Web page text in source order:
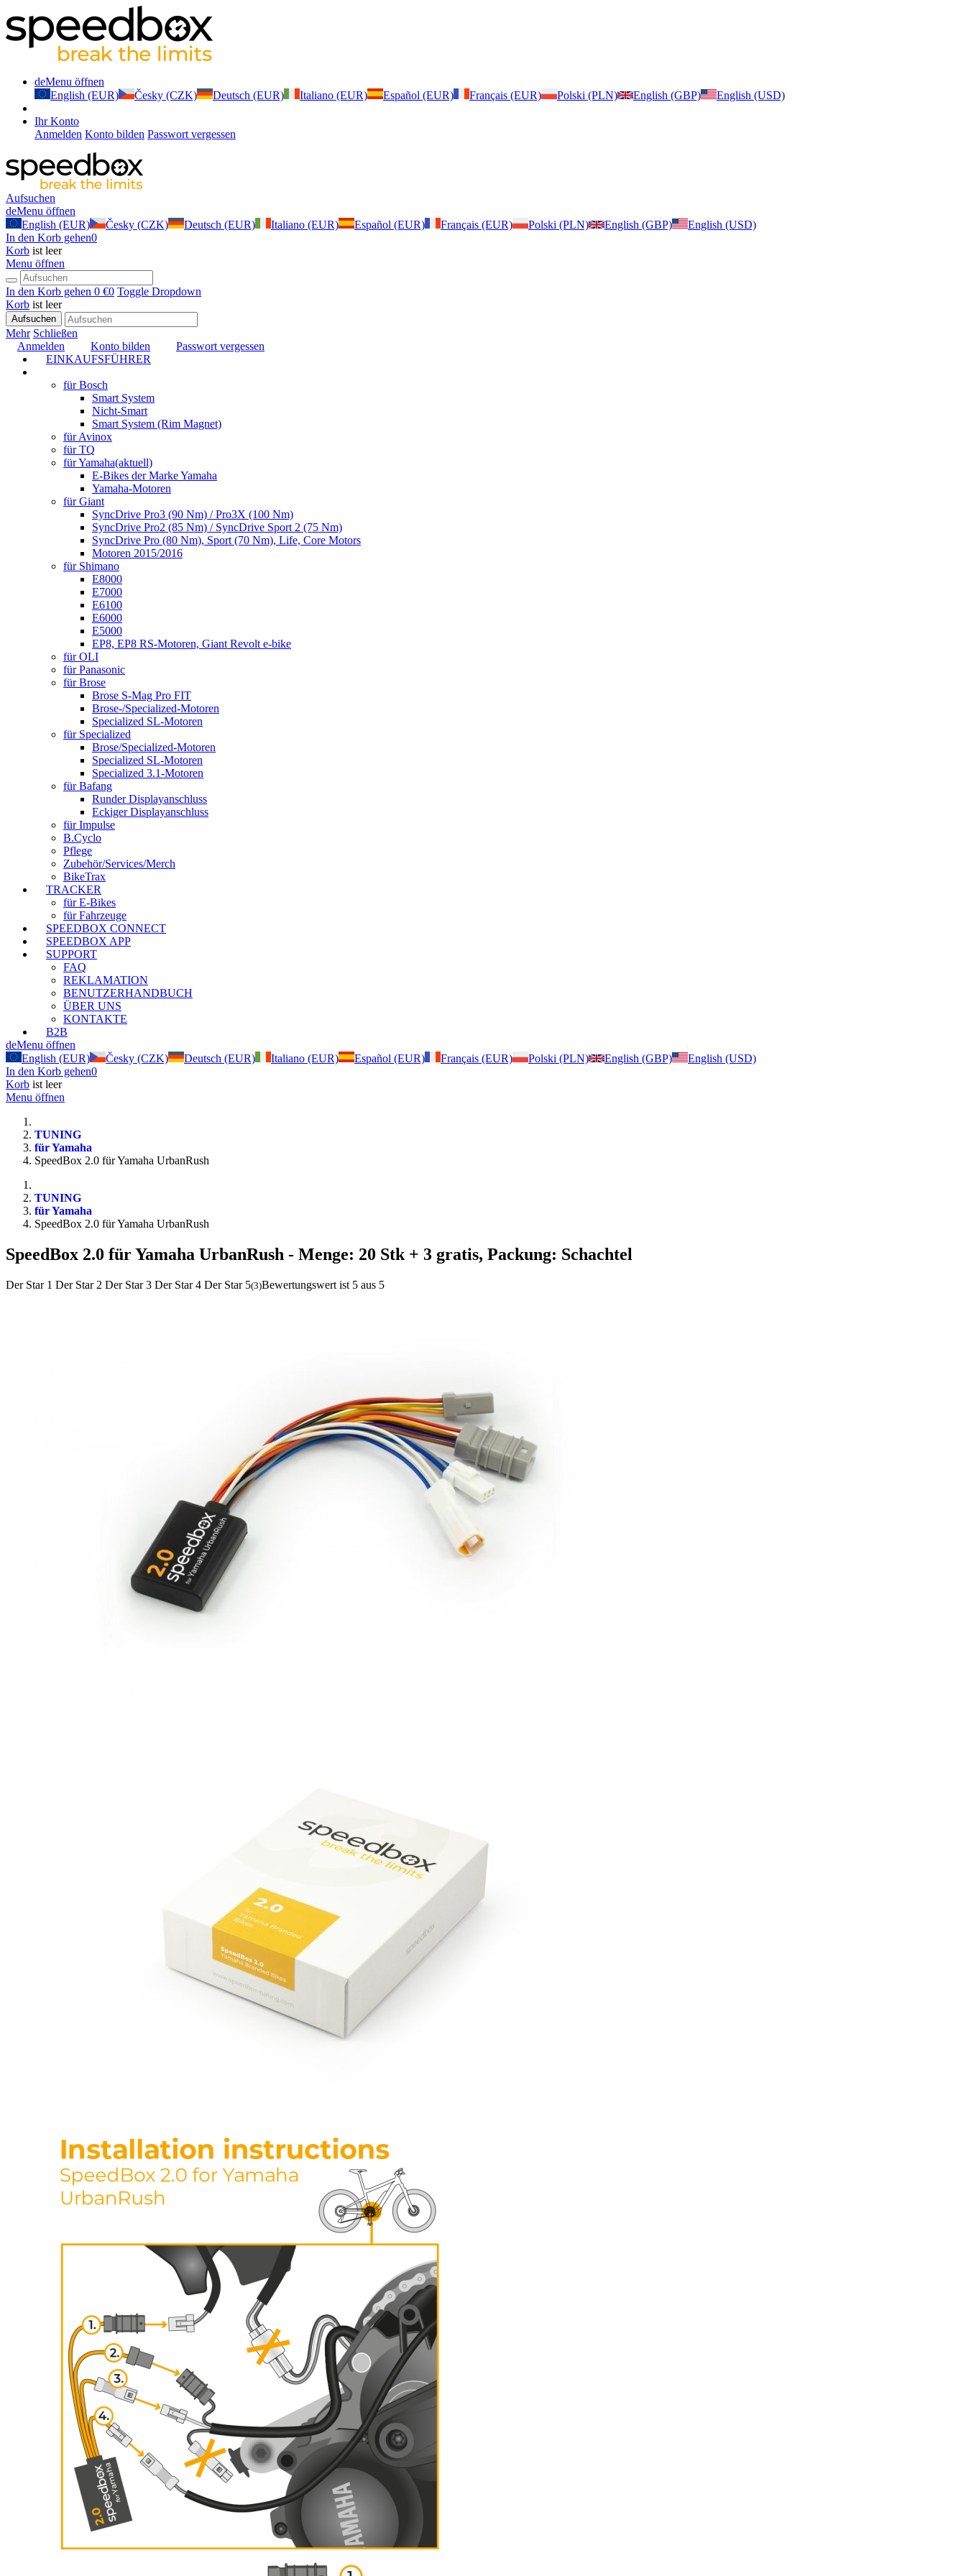
deMenu öffnen
English (EUR)
Česky (CZK) Deutsch (EUR) Italiano (EUR) Español (EUR) Français (EUR) Polski (PLN) English (GBP) English (USD)
Ihr Konto
Anmelden Konto bilden Passwort vergessen
Aufsuchen
deMenu öffnen
English (EUR)
Česky (CZK) Deutsch (EUR) Italiano (EUR) Español (EUR) Français (EUR) Polski (PLN) English (GBP)
English (USD)
In den Korb gehen0
Korb ist leer
Menu öffnen
In den Korb gehen 0 €0 Toggle Dropdown
Korb ist leer
Aufsuchen
Mehr Schließen
Anmelden
Konto bilden
Passwort vergessen
EINKAUFSFÜHRER
für Bosch
Smart System
Nicht-Smart
Smart System (Rim Magnet)
für Avinox
für TQ
für Yamaha(aktuell)
E-Bikes der Marke Yamaha
Yamaha-Motoren
für Giant
SyncDrive Pro3 (90 Nm) / Pro3X (100 Nm)
SyncDrive Pro2 (85 Nm) / SyncDrive Sport 2 (75 Nm)
SyncDrive Pro (80 Nm), Sport (70 Nm), Life, Core Motors
Motoren 2015/2016
für Shimano
E8000
E7000
E6100
E6000
E5000
EP8, EP8 RS-Motoren, Giant Revolt e-bike
für OLI
für Panasonic
für Brose
Brose S-Mag Pro FIT
Brose-/Specialized-Motoren
Specialized SL-Motoren
für Specialized
Brose/Specialized-Motoren
Specialized SL-Motoren
Specialized 3.1-Motoren
für Bafang
Runder Displayanschluss
Eckiger Displayanschluss
für Impulse
B.Cyclo
Pflege
Zubehör/Services/Merch
BikeTrax
TRACKER
für E-Bikes
für Fahrzeuge
SPEEDBOX CONNECT
SPEEDBOX APP
SUPPORT
FAQ
REKLAMATION
BENUTZERHANDBUCH
ÜBER UNS
KONTAKTE
B2B
deMenu öffnen
English (EUR)
Česky (CZK) Deutsch (EUR) Italiano (EUR) Español (EUR) Français (EUR) Polski (PLN) English (GBP)
English (USD)
In den Korb gehen0
Korb ist leer
Menu öffnen
TUNING
für Yamaha
SpeedBox 2.0 für Yamaha UrbanRush
TUNING
für Yamaha
SpeedBox 2.0 für Yamaha UrbanRush
SpeedBox 2.0 für Yamaha UrbanRush - Menge: 20 Stk + 3 gratis, Packung: Schachtel
Der Star 1 Der Star 2 Der Star 3 Der Star 4 Der Star 5(3)Bewertungswert ist 5 aus 5